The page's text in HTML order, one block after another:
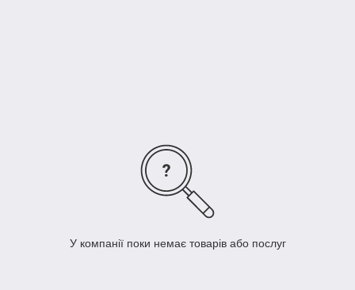
У компанії поки немає товарів або послуг